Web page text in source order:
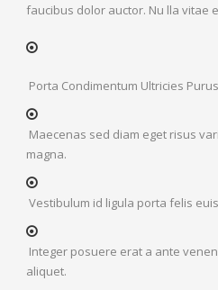
faucibus dolor auctor. Nu lla vitae
Porta Condimentum Ultricies
Maecenas sed diam eget risus
magna.
Vestibulum id ligula porta felis
Integer posuere erat a ante
aliquet.